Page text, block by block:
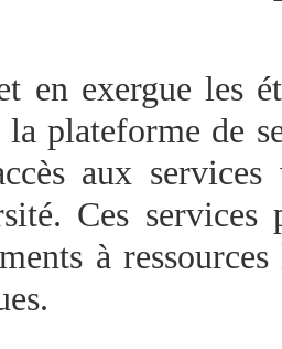
en exergue les
la plateforme de
aux
Ces services
à